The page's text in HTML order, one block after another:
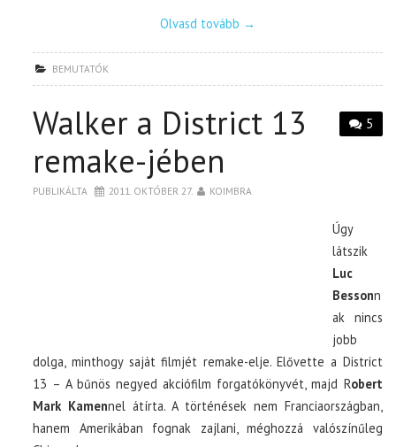
Olvasd tovább →
BEMUTATÓK
5
Walker a District 13
remake-jében
PUBLIKÁLTA 2011. OKTÓBER 27. KOIMBRA
Úgy
látszik
Luc
Bessonn
ak nincs
jobb
dolga, minthogy saját filmjét remake-elje. Elővette a District
13 – A bűnös negyed akciófilm forgatókönyvét, majd Robert
Mark Kamennel átírta. A történések nem Franciaországban,
hanem Amerikában fognak zajlani, méghozzá valószínűleg